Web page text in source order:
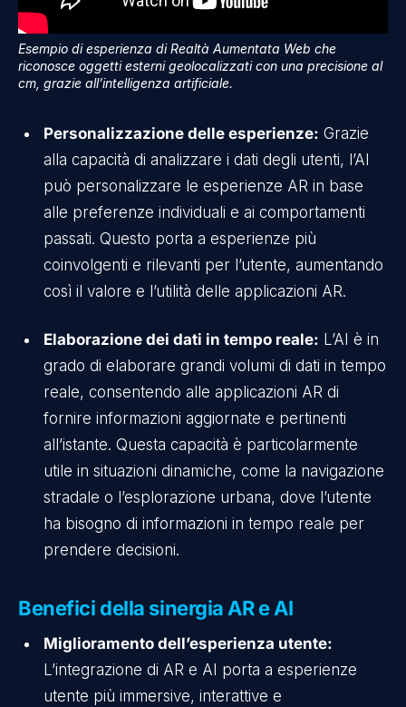
Esempio di esperienza di Realtà Aumentata Web che
riconosce oggetti esterni geolocalizzati con una precisione al
cm, grazie all’intelligenza artificiale.
Personalizzazione delle esperienze: Grazie
alla capacità di analizzare i dati degli utenti, l’AI
può personalizzare le esperienze AR in base
alle preferenze individuali e ai comportamenti
passati. Questo porta a esperienze più
coinvolgenti e rilevanti per l’utente, aumentando
così il valore e l’utilità delle applicazioni AR.
Elaborazione dei dati in tempo reale: L’AI è in
grado di elaborare grandi volumi di dati in tempo
reale, consentendo alle applicazioni AR di
fornire informazioni aggiornate e pertinenti
all’istante. Questa capacità è particolarmente
utile in situazioni dinamiche, come la navigazione
stradale o l’esplorazione urbana, dove l’utente
ha bisogno di informazioni in tempo reale per
prendere decisioni.
Benefici della sinergia AR e AI
Miglioramento dell’esperienza utente:
L’integrazione di AR e AI porta a esperienze
utente più immersive, interattive e